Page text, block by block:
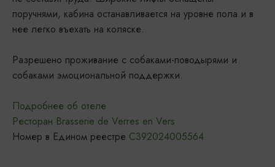
поручнями, кабина останавливается на уровне пола и в
нее легко въехать на коляске.
Разрешено проживание с собаками-поводырями и
собаками эмоциональной поддержки.
Подробнее об отеле
Ресторан Brasserie de Verres en Vers
Номер в Едином реестре С392024005564